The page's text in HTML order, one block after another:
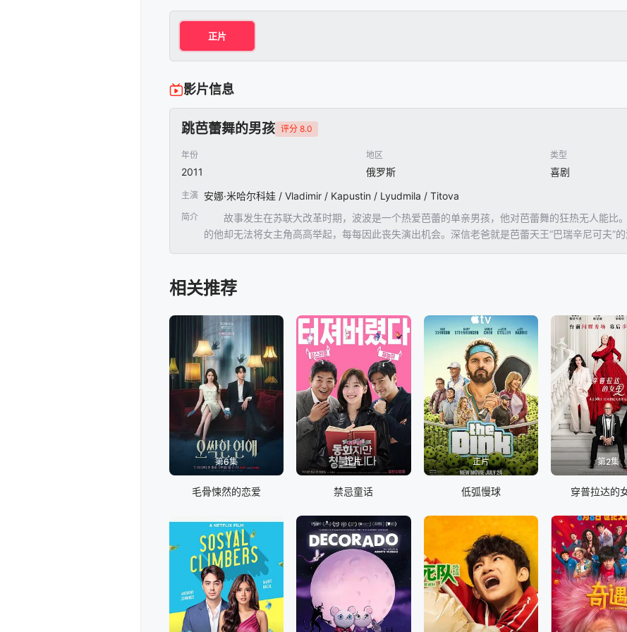
正片
影片信息
跳芭蕾舞的男孩 评分 8.0
年份
2011
地区
俄罗斯
类型
喜剧
主演 安娜·米哈尔科娃 / Vladimir / Kapustin / Lyudmila / Titova
简介
故事发生在苏联大改革时期，波波是一个热爱芭蕾的单亲男孩，他对芭蕾舞的狂热无人能比
的他却无法将女主角高高举起，每每因此丧失演出机会。深信老爸就是芭蕾天王“巴瑞辛尼可夫”
相关推荐
第6集
毛骨悚然的恋爱
正片
禁忌童话
正片
低弧慢球
第2集
穿普拉达的